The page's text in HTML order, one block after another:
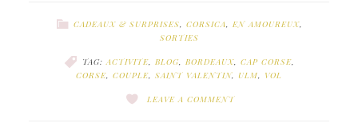
CADEAUX & SURPRISES CORSICA EN AMOUREUX
SORTIES
TAG: ACTIVITE, BLOG, BORDEAUX, CAP CORSE,
CORSE COUPLE SAINT VALENTIN, ULM VOL
LEAVE A COMMENT